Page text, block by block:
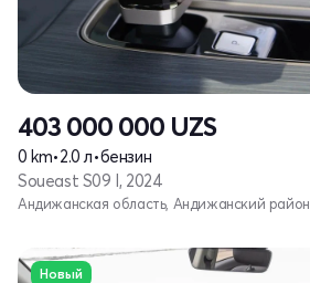
403 000 000 UZS
0 km•2.0 л•бензин
Soueast S09 I, 2024
Андижанская область, Андижанский район
Новый